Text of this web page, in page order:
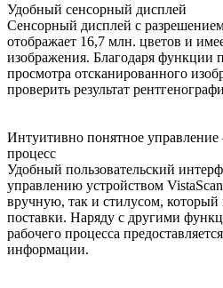
Удобный сенсорный дисплей
Сенсорный дисплей с
отображает 16,7 млн. цветов и
изображения. Благодаря функции
просмотра отсканированного
проверить результат
Интуитивно понятное
процесс
Удобный пользовательский
управлению устройством
вручную, так и стилусом, который
поставки. Наряду с другими
рабочего процесса
информации.